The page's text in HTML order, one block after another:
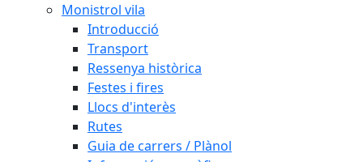
Monistrol vila
Introducció
Transport
Ressenya històrica
Festes i fires
Llocs d'interès
Rutes
Guia de carrers / Plànol